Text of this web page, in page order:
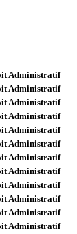
Administratif
Administratif
Administratif
Administratif
Administratif
Administratif
Administratif
Administratif
Administratif
Administratif
Administratif
Administratif